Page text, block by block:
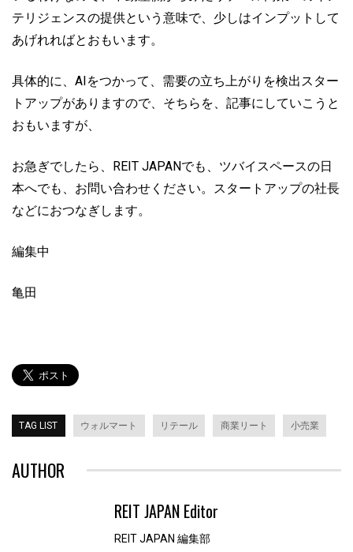
テリジェンスの提供という意味で、少しはインプットして
あげれればとおもいます。
具体的に、AIをつかって、需要の立ち上がりを検出スター
トアップがありますので、そちらを、記事にしていこうと
おもいますが、
お急ぎでしたら、REIT JAPANでも、ツバイスペースの日
本へでも、お問い合わせください。スタートアップの社長
などにおつなぎします。
編集中
亀田
TAG LIST ウォルマート リテール 商業リート 小売業
AUTHOR
REIT JAPAN Editor
REIT JAPAN 編集部